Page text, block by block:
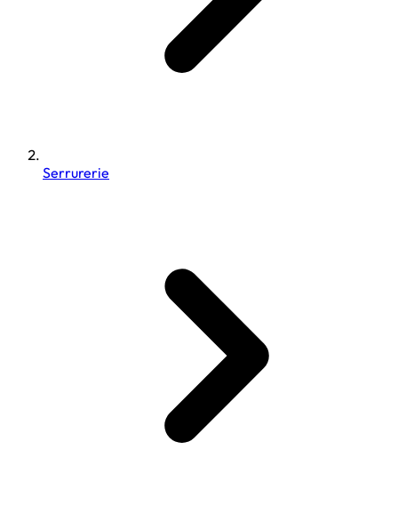
Serrurerie